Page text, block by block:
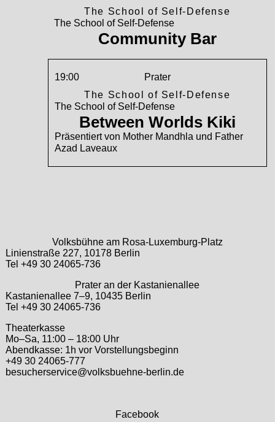
The School of Self-Defense
The School of Self-Defense
Community Bar
19:00
Prater
The School of Self-Defense
The School of Self-Defense
Between Worlds Kiki
Präsentiert von Mother Mandhla und Father
Azad Laveaux
Volksbühne am Rosa-Luxemburg-Platz
Linienstraße 227, 10178 Berlin
Tel +49 30 24065-736
Prater an der Kastanienallee
Kastanienallee 7–9, 10435 Berlin
Tel +49 30 24065-736
Theaterkasse
Mo–Sa, 11:00 – 18:00 Uhr
Abendkasse: 1h vor Vorstellungsbeginn
+49 30 24065-777
besucherservice@volksbuehne-berlin.de
Facebook